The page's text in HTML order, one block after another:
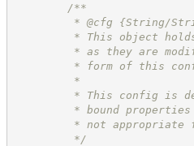
/**
* @cfg {String/
* This object holds a
* as they are modified.
* form of this config
*
* This config is defined
* bound properties since
* not appropriate for
*/